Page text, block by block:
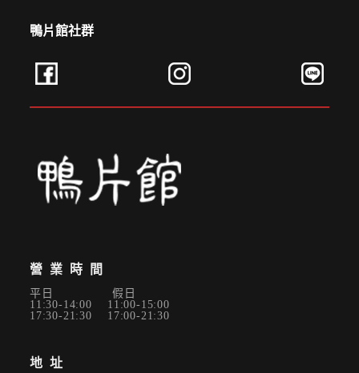
鴨片館社群
營業時間
平日 假日
11:30-14:00 11:00-15:00
17:30-21:30 17:00-21:30
地址